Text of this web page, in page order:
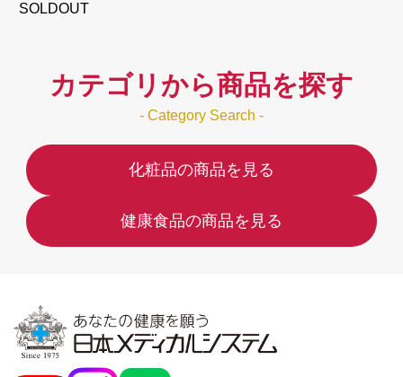
SOLDOUT
カテゴリから商品を探す
- Category Search -
化粧品の商品を見る
健康食品の商品を見る